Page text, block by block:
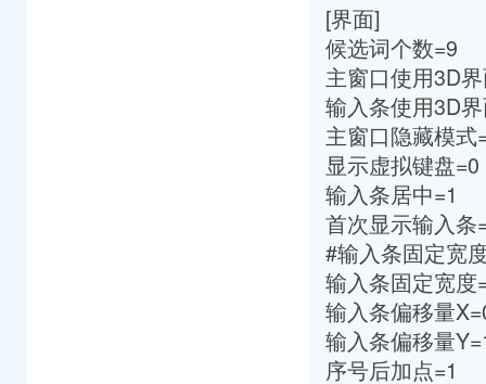
[界面]
候选词个数=9
主窗口使用3D
输入条使用3D
主窗口隐藏模式
显示虚拟键盘=0
输入条居中=1
首次显示输入条
#输入条固定宽
输入条固定宽度
输入条偏移量
输入条偏移量
序号后加点=1